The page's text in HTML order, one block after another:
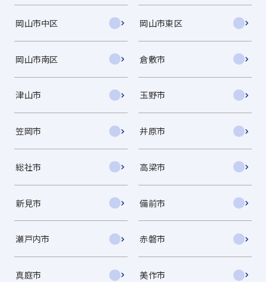
岡山市中区 岡山市東区
岡山市南区 倉敷市
津山市 玉野市
笠岡市 井原市
総社市 高梁市
新見市 備前市
瀬戸内市 赤磐市
真庭市 美作市